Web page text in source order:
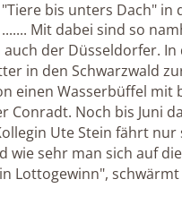
"Tiere bis unters Dach" in
....... Mit dabei sind so
der Düsseldorfer. In
in den Schwarzwald
einen Wasserbüffel
Conradt. Noch bis Juni
Ute Stein fährt
wie sehr man sich auf
Lottogewinn",